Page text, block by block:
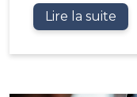
Lire la suite